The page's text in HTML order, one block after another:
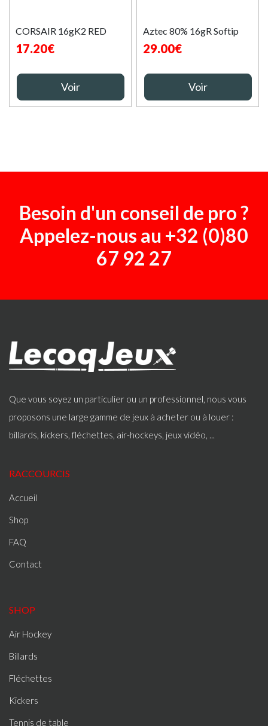
CORSAIR 16gK2 RED
17.20€
Voir
Aztec 80% 16gR Softip
29.00€
Voir
Besoin d'un conseil de pro ?
Appelez-nous au +32 (0)80
67 92 27
Que vous soyez un particulier ou un professionnel, nous vous
proposons une large gamme de jeux à acheter ou à louer :
billards, kickers, fléchettes, air-hockeys, jeux vidéo, ...
RACCOURCIS
Accueil
Shop
FAQ
Contact
SHOP
Air Hockey
Billards
Fléchettes
Kickers
Tennis de table